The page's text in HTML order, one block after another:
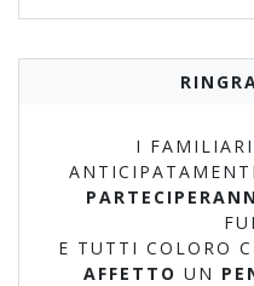
I FAMILIARI
E TUTTI COLORO
AFFETTO UN